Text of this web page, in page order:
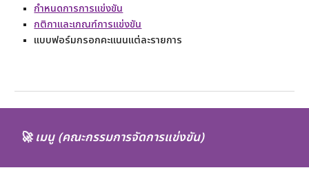
กำหนดการการแข่งขัน
กติกาและเกณฑ์การแข่งขัน
แบบฟอร์มกรอกคะแนนแต่ละรายการ
🚀เมนู (คณะกรรมการจัดการแข่งขัน)